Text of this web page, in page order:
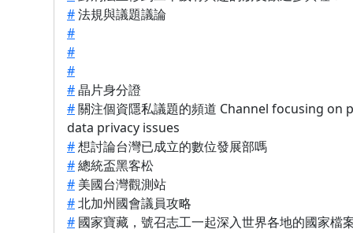
#法規與議題議論
#
#
#
#晶片身分證
#關注個資隱私議題的頻道 Channel focusing on
data privacy issues
#想討論台灣已成立的數位發展部嗎
#總統盃黑客松
# 美國台灣觀測站
#北加州國會議員攻略
# 國家寶藏，號召志工一起深入世界各地的國家檔